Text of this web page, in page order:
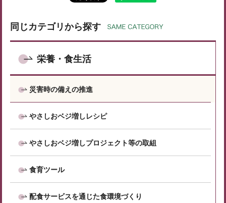
同じカテゴリから探す
栄養・食生活
災害時の備えの推進
やさしおベジ増しレシピ
やさしおベジ増しプロジェクト等の取組
食育ツール
配食サービスを通じた食環境づくり